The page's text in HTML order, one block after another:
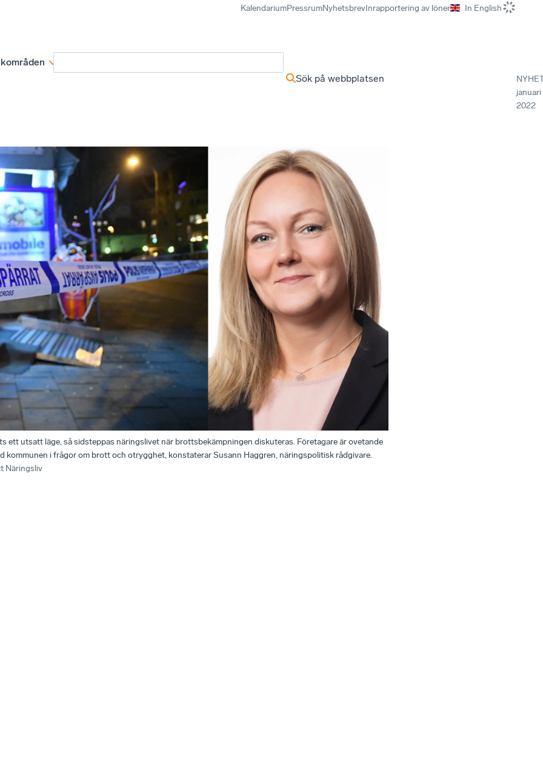
KalendariumPressrumNyhetsbrevInrapportering av löner In English
Sök på webbplatsen
januari
2022
ett utsatt läge, så sidsteppas näringslivet när brottsbekämpningen diskuteras. Företagare är ovetande
kommunen i frågor om brott och otrygghet, konstaterar Susann Haggren, näringspolitisk rådgivare.
Näringsliv